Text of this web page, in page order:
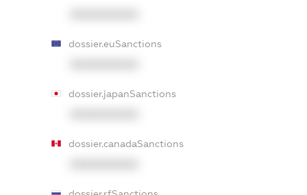
dossier.euSanctions
dossier.japanSanctions
dossier.canadaSanctions